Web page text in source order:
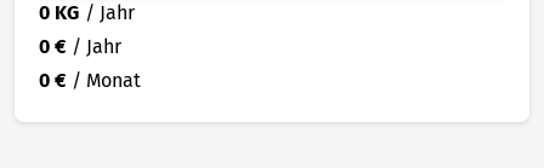
0 KG / Jahr
0 € / Jahr
0 € / Monat